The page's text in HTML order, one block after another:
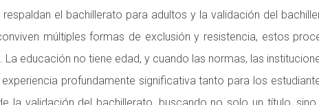
el bachillerato para adultos y la validación del
múltiples formas de exclusión y resistencia, estos
educación no tiene edad, y cuando las normas, las
profundamente significativa tanto para los